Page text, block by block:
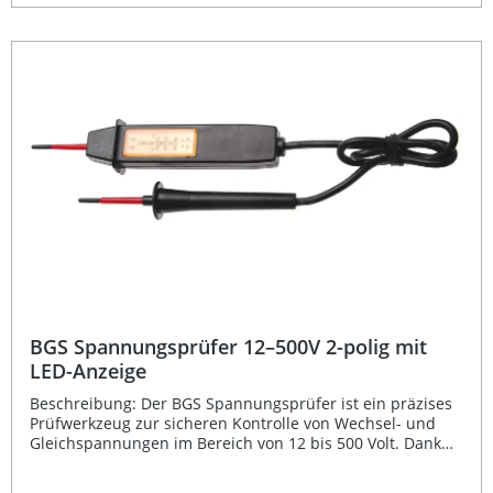
Federstahlclip ermöglicht das sichere Mitführen in der
Heimwerker. Prüfbereich 200–250 V gemäß VDE 0680-6
Schraubendreherklinge Praktischer Federstahlclip für die
sichere Aufbewahrung Lieferumfang: 1x BGS
Spannungsprüfer 200–250 V, Länge 140 mm
BGS Spannungsprüfer 12–500V 2-polig mit
LED-Anzeige
Beschreibung: Der BGS Spannungsprüfer ist ein präzises
Prüfwerkzeug zur sicheren Kontrolle von Wechsel- und
Gleichspannungen im Bereich von 12 bis 500 Volt. Dank